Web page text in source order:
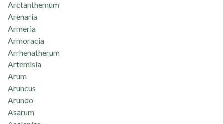
Arctanthemum
Arenaria
Armeria
Armoracia
Arrhenatherum
Artemisia
Arum
Aruncus
Arundo
Asarum